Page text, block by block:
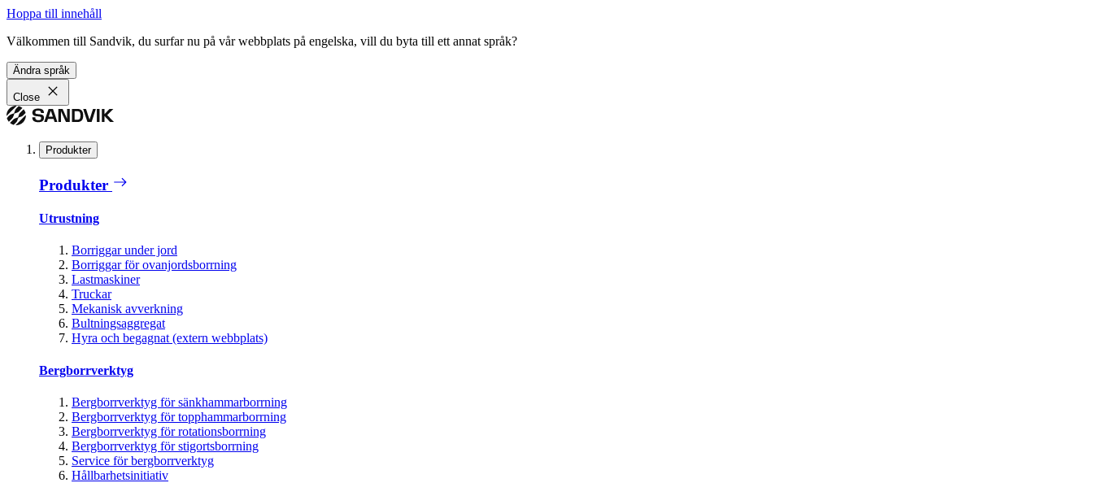
Hoppa till innehåll
Välkommen till Sandvik, du surfar nu på vår webbplats på engelska, vill du byta till ett annat språk?
Ändra språk
Close
Produkter
Produkter
Utrustning
Borriggar under jord
Borriggar för ovanjordsborrning
Lastmaskiner
Truckar
Mekanisk avverkning
Bultningsaggregat
Hyra och begagnat (extern webbplats)
Bergborrverktyg
Bergborrverktyg för sänkhammarborrning
Bergborrverktyg för topphammarborrning
Bergborrverktyg för rotationsborrning
Bergborrverktyg för stigortsborrning
Service för bergborrverktyg
Hållbarhetsinitiativ